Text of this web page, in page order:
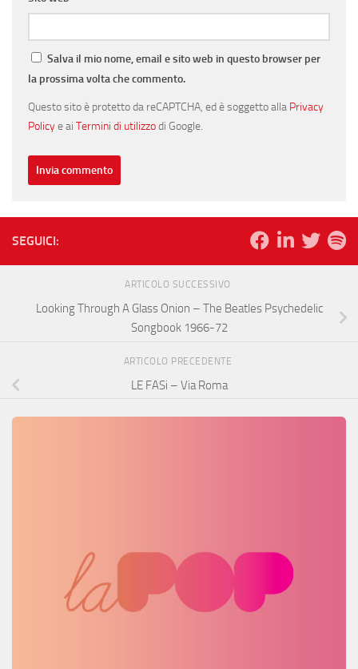
Salva il mio nome, email e sito web in questo browser per
la prossima volta che commento.
Questo sito è protetto da reCAPTCHA, ed è soggetto alla Privacy
Policye ai Termini di utilizzodi Google.
SEGUICI:
ARTICOLO SUCCESSIVO
Looking Through A Glass Onion – The Beatles Psychedelic
Songbook 1966-72
ARTICOLO PRECEDENTE
LE FASi – Via Roma